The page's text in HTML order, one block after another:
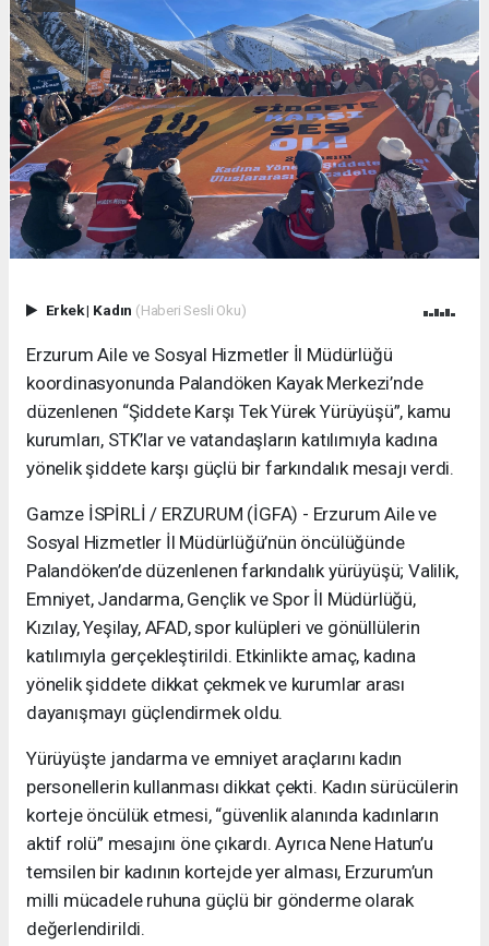
Erkek| Kadın (Haberi Sesli Oku)
Erzurum Aile ve Sosyal Hizmetler İl Müdürlüğü
koordinasyonunda Palandöken Kayak Merkezi’nde
düzenlenen “Şiddete Karşı Tek Yürek Yürüyüşü”, kamu
kurumları, STK’lar ve vatandaşların katılımıyla kadına
yönelik şiddete karşı güçlü bir farkındalık mesajı verdi.
Gamze İSPİRLİ / ERZURUM (İGFA) - Erzurum Aile ve
Sosyal Hizmetler İl Müdürlüğü’nün öncülüğünde
Palandöken’de düzenlenen farkındalık yürüyüşü; Valilik,
Emniyet, Jandarma, Gençlik ve Spor İl Müdürlüğü,
Kızılay, Yeşilay, AFAD, spor kulüpleri ve gönüllülerin
katılımıyla gerçekleştirildi. Etkinlikte amaç, kadına
yönelik şiddete dikkat çekmek ve kurumlar arası
dayanışmayı güçlendirmek oldu.
Yürüyüşte jandarma ve emniyet araçlarını kadın
personellerin kullanması dikkat çekti. Kadın sürücülerin
korteje öncülük etmesi, “güvenlik alanında kadınların
aktif rolü” mesajını öne çıkardı. Ayrıca Nene Hatun’u
temsilen bir kadının kortejde yer alması, Erzurum’un
milli mücadele ruhuna güçlü bir gönderme olarak
değerlendirildi.